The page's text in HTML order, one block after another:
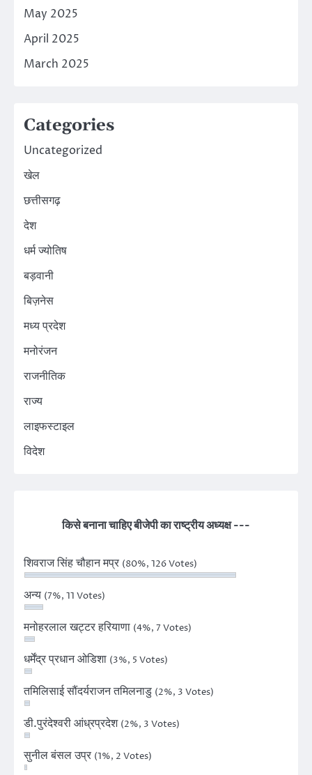
May 2025
April 2025
March 2025
Categories
Uncategorized
खेल
छत्तीसगढ़
देश
धर्म ज्योतिष
बड़वानी
बिज़नेस
मध्य प्रदेश
मनोरंजन
राजनीतिक
राज्य
लाइफस्टाइल
विदेश
किसे बनाना चाहिए बीजेपी का राष्ट्रीय अध्यक्ष ---
शिवराज सिंह चौहान मप्र (80%, 126 Votes)
अन्य (7%, 11 Votes)
मनोहरलाल खट्टर हरियाणा (4%, 7 Votes)
धर्मेंद्र प्रधान ओडिशा (3%, 5 Votes)
तमिलिसाई सौंदर्यराजन तमिलनाडु (2%, 3 Votes)
डी.पुरंदेश्वरी आंध्रप्रदेश (2%, 3 Votes)
सुनील बंसल उप्र (1%, 2 Votes)